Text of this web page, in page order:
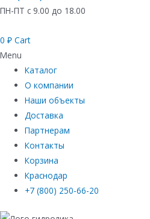
ПН-ПТ с 9.00 до 18.00
0 ₽ Cart
Menu
Каталог
О компании
Наши объекты
Доставка
Партнерам
Контакты
Корзина
Краснодар
+7 (800) 250-66-20